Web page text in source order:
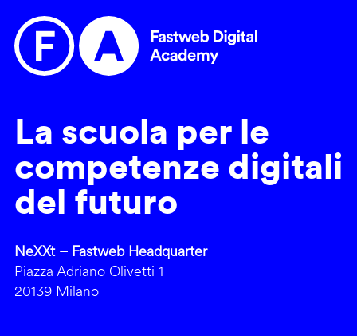
La scuola per le
competenze digitali
del futuro
NeXXt – Fastweb Headquarter
Piazza Adriano Olivetti 1
20139 Milano